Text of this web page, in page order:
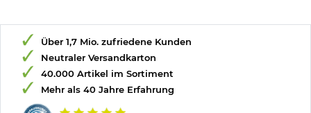
Über 1,7 Mio. zufriedene Kunden
Neutraler Versandkarton
40.000 Artikel im Sortiment
Mehr als 40 Jahre Erfahrung